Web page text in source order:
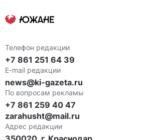
Телефон редакции
+7 861 251 64 39
E-mail редакции
news@ki-gazeta.ru
По вопросам рекламы
+7 861 259 40 47
zarahusht@mail.ru
Адрес редакции